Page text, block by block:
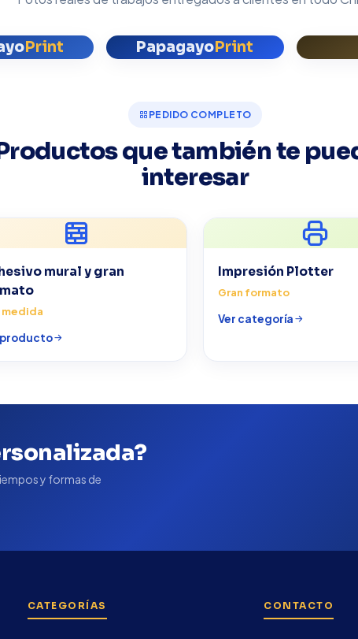
Print PapagayoPrint
PEDIDO COMPLETO
que también te
interesar
mural y gran
medida
producto
Impresión Plotter
Gran formato
Ver categoría
y formas de
CATEGORÍAS CONTACTO